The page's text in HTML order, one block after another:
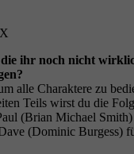
ihr noch nicht
alle Charaktere zu
Teils wirst du die
(Brian Michael
(Dominic Burgess)